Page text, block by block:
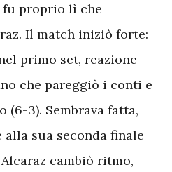
fu proprio lì che
Il match iniziò forte:
primo set, reazione
che pareggiò i conti e
(6-3). Sembrava fatta,
alla sua seconda finale
cambiò ritmo,